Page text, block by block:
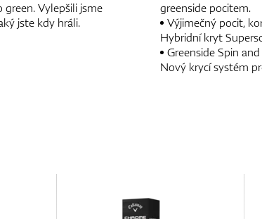
Vylepšili jsme
jste kdy hráli.
greenside pocitem.
Výjimečný pocit,
Hybridní kryt
Greenside Spin
Nový krycí systém